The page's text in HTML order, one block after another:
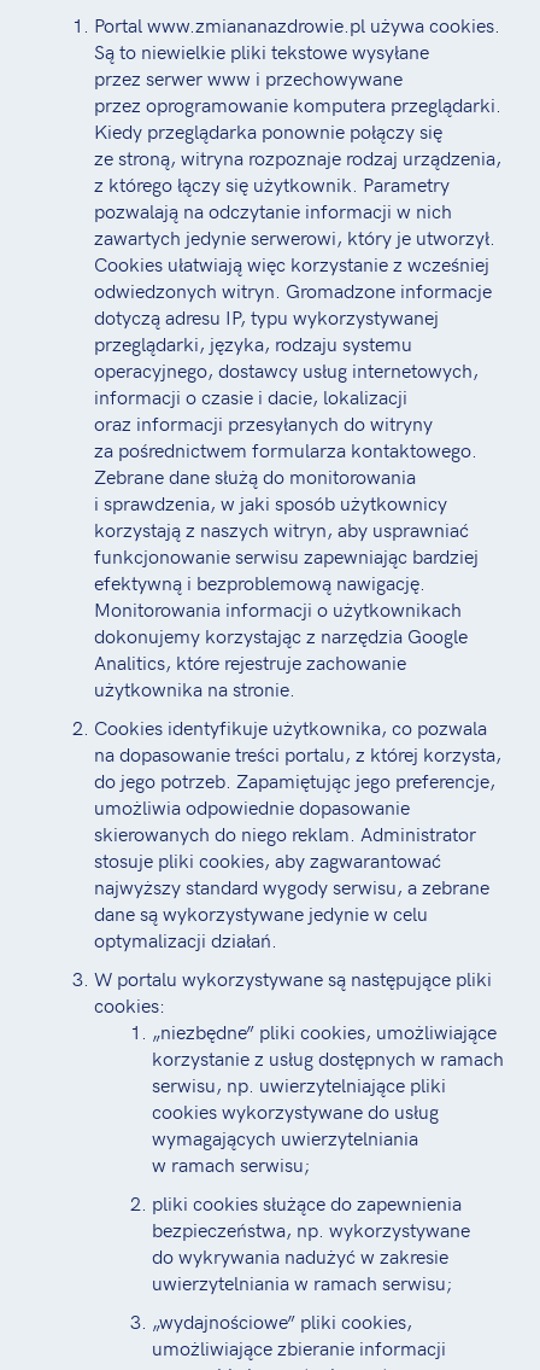
Portal www.zmiananazdrowie.pl używa cookies.
Są to niewielkie pliki tekstowe wysyłane
przez serwer www i przechowywane
przez oprogramowanie komputera przeglądarki.
Kiedy przeglądarka ponownie połączy się
ze stroną, witryna rozpoznaje rodzaj urządzenia,
z którego łączy się użytkownik. Parametry
pozwalają na odczytanie informacji w nich
zawartych jedynie serwerowi, który je utworzył.
Cookies ułatwiają więc korzystanie z wcześniej
odwiedzonych witryn. Gromadzone informacje
dotyczą adresu IP, typu wykorzystywanej
przeglądarki, języka, rodzaju systemu
operacyjnego, dostawcy usług internetowych,
informacji o czasie i dacie, lokalizacji
oraz informacji przesyłanych do witryny
za pośrednictwem formularza kontaktowego.
Zebrane dane służą do monitorowania
i sprawdzenia, w jaki sposób użytkownicy
korzystają z naszych witryn, aby usprawniać
funkcjonowanie serwisu zapewniając bardziej
efektywną i bezproblemową nawigację.
Monitorowania informacji o użytkownikach
dokonujemy korzystając z narzędzia Google
Analitics, które rejestruje zachowanie
użytkownika na stronie.
Cookies identyfikuje użytkownika, co pozwala
na dopasowanie treści portalu, z której korzysta,
do jego potrzeb. Zapamiętując jego preferencje,
umożliwia odpowiednie dopasowanie
skierowanych do niego reklam. Administrator
stosuje pliki cookies, aby zagwarantować
najwyższy standard wygody serwisu, a zebrane
dane są wykorzystywane jedynie w celu
optymalizacji działań.
W portalu wykorzystywane są następujące pliki
cookies:
„niezbędne” pliki cookies, umożliwiające
korzystanie z usług dostępnych w ramach
serwisu, np. uwierzytelniające pliki
cookies wykorzystywane do usług
wymagających uwierzytelniania
w ramach serwisu;
pliki cookies służące do zapewnienia
bezpieczeństwa, np. wykorzystywane
do wykrywania nadużyć w zakresie
uwierzytelniania w ramach serwisu;
„wydajnościowe” pliki cookies,
umożliwiające zbieranie informacji